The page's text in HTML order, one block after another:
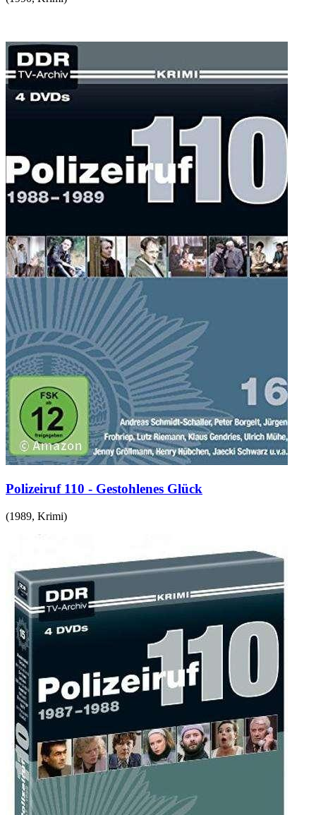
Polizeiruf 110 - Gestohlenes Glück
(1989, Krimi)